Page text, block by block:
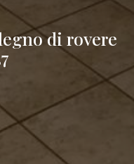
di rovere